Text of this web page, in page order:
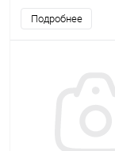
Подробнее